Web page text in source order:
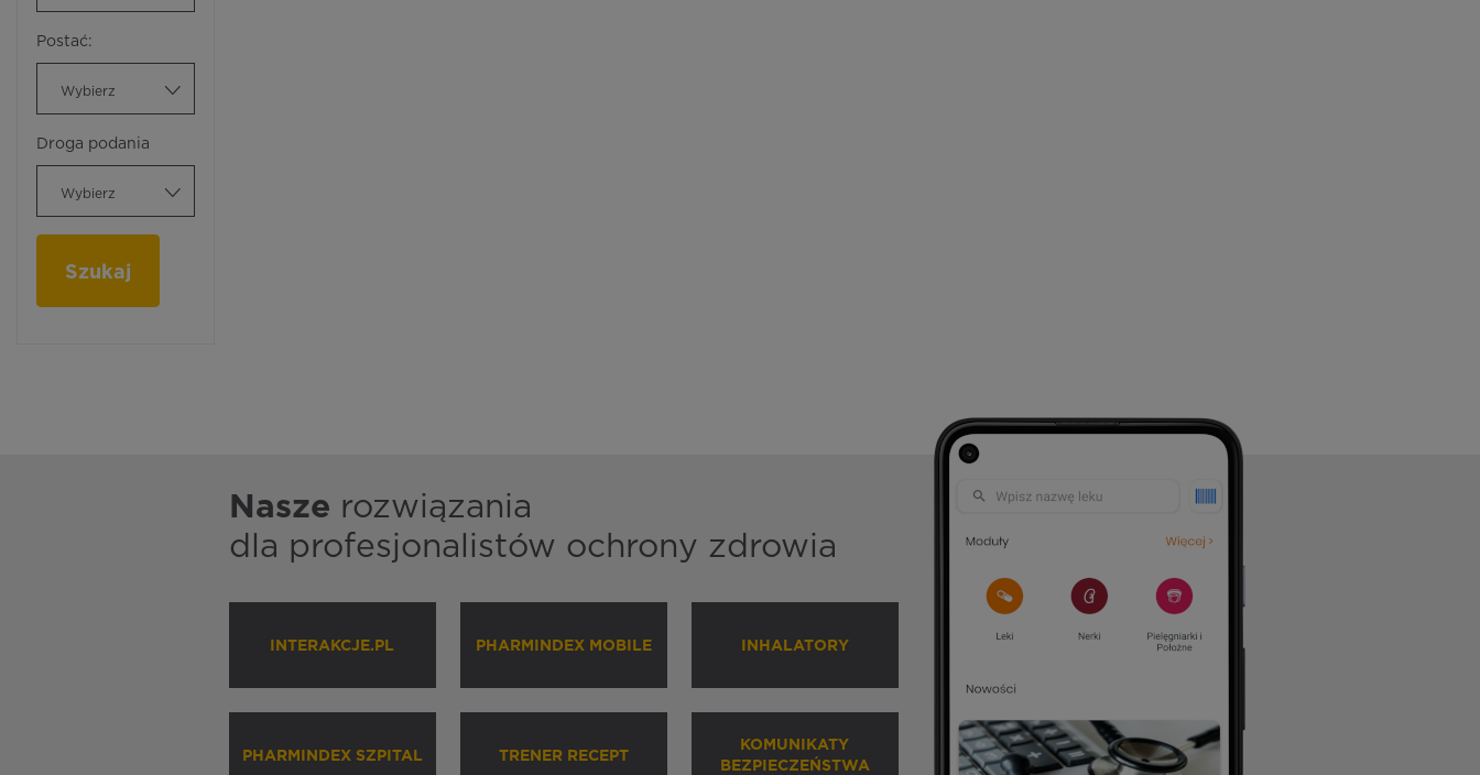
Postać:
Wybierz
Droga podania
Wybierz
Szukaj
Nasze rozwiązania
dla profesjonalistów ochrony zdrowia
INTERAKCJE.PL PHARMINDEX MOBILE INHALATORY
PHARMINDEX SZPITAL TRENER RECEPT
KOMUNIKATY
BEZPIECZEŃSTWA